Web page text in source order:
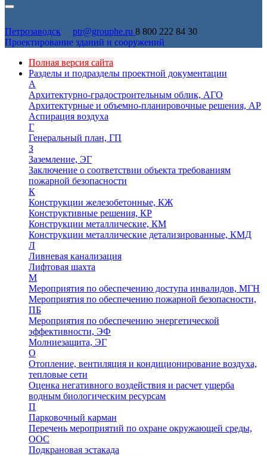
Петрозаводск ptr@grouphe.ru 8 800 222 84 30
Проектирование зданий и сооружений
Полная версия сайта
Разделы и подразделы проектной документации
А
Архитектурно-градостроительным облик, АГО
Архитектурные и объемно-планировочные решения, АР
Аспирация воздуха
Г
Генеральный план, ГП
З
Заземление, ЭГ
Заключение о соответствии объекта требованиям
пожарной безопасности
К
Конструкции железобетонные, КЖ
Конструктивные решения, КР
Конструкции металлические, КМ
Конструкции металлические детализированные, КМД
Л
Ливневая канализация
Лифтовая шахта
М
Мероприятия по обеспечению доступа инвалидов, МГН
Мероприятия по обеспечению пожарной безопасности,
ПБ
Мероприятия по обеспечению энергетической
эффективности, ЭФ
Молниезащита, ЭГ
О
Отопление, вентиляция и кондиционирование воздуха,
тепловые сети
Оценка негативного воздействия и расчет ущерба
водным биологическим ресурсам
П
Парковочный карман
Перечень мероприятий по охране окружающей среды,
ООС
Подкрановая эстакада